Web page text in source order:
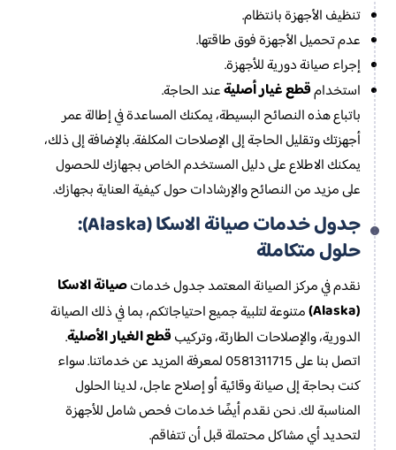
تنظيف الأجهزة بانتظام.
عدم تحميل الأجهزة فوق طاقتها.
إجراء صيانة دورية للأجهزة.
استخدامقطع غيار أصليةعند الحاجة.
باتباع هذه النصائح البسيطة، يمكنك المساعدة في إطالة عمر
أجهزتك وتقليل الحاجة إلى الإصلاحات المكلفة. بالإضافة إلى ذلك،
يمكنك الاطلاع على دليل المستخدم الخاص بجهازك للحصول
على مزيد من النصائح والإرشادات حول كيفية العناية بجهازك.
جدول خدمات صيانة الاسكا (Alaska):
حلول متكاملة
نقدم في مركز الصيانة المعتمد جدول خدماتصيانة الاسكا
(Alaska)
متنوعة لتلبية جميع احتياجاتكم، بما في ذلك الصيانة
الدورية، والإصلاحات الطارئة، وتركيبقطع الغيار الأصلية.
اتصل بنا على 0581311715 لمعرفة المزيد عن خدماتنا. سواء
كنت بحاجة إلى صيانة وقائية أو إصلاح عاجل، لدينا الحلول
المناسبة لك. نحن نقدم أيضًا خدمات فحص شامل للأجهزة
لتحديد أي مشاكل محتملة قبل أن تتفاقم.